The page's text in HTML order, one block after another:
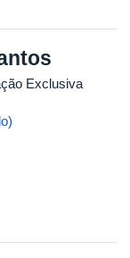
Exclusiva